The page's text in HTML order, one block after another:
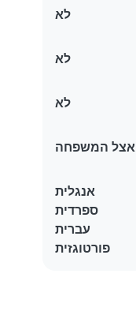
לא
לא
לא
אצל המשפחה
אנגלית
ספרדית
עברית
פורטוגזית